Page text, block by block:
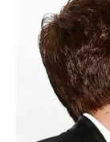
Mensagem